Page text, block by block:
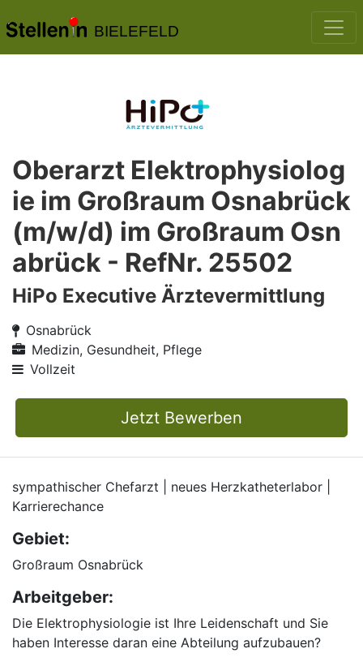
BIELEFELD
Oberarzt Elektrophysiolog
ie im Großraum Osnabrück
(m/w/d) im Großraum Osn
abrück - RefNr. 25502
HiPo Executive Ärztevermittlung
Osnabrück
Medizin, Gesundheit, Pflege
Vollzeit
Jetzt Bewerben
sympathischer Chefarzt | neues Herzkatheterlabor |
Karrierechance
Gebiet:
Großraum Osnabrück
Arbeitgeber:
Die Elektrophysiologie ist Ihre Leidenschaft und Sie
haben Interesse daran eine Abteilung aufzubauen?